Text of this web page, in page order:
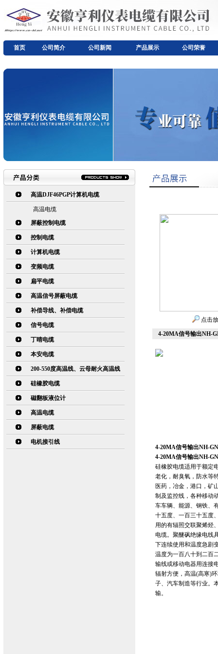
首页 公司简介 公司新闻 产品展示 公司荣誉
高温DJF46PGP计算机电缆
高温电缆
屏蔽控制电缆
控制电缆
计算机电缆
变频电缆
扁平电缆
高温信号屏蔽电缆
补偿导线、补偿电缆
信号电缆
丁晴电缆
本安电缆
200-550度高温线、云母耐火高温线
硅橡胶电缆
磁翻板液位计
高温电缆
屏蔽电缆
电机接引线
点击
4-20MA信号输出NH-
4-20MA信号输出NH-
4-20MA信号输出NH-
硅橡胶电缆适用于额定
老化，耐臭氧，防水等
医药，冶金，港口，矿
制及监控线，各种移动
车车辆、能源、钢铁、
十五度、一百三十五度
用的有辐照交联聚烯烃
电缆。聚醚砜绝缘电线
下连续使用和温度急剧
温度为一百八十到二百
输线或移动电器用连接
辐射方便，高温(高寒)
子、汽车制造等行业。
输。